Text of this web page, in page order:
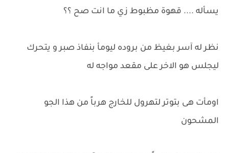
يسأله .... قهوة مظبوط زي ما انت صح ؟؟
نظر له آسر بغيظ من بروده ليومأ بنفاذ صبر و يتحرك
ليجلس هو الاخر على مقعد مواجه له
اومأت هى بتوتر لتهرول للخارج هرباً من هذا الجو
المشحون